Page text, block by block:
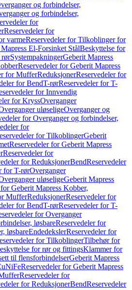
og forbindelser,
og forbindelser,
for
Reservedeler for
varmeReservedeler for Tilkoblinger for
El-Forsinket StålBeskyttelse for
rørSystempakningerGeberit Mapress
Reservedeler for Geberit Mapress
for MufferReduksjonerReservedeler for
for BendT-rørReservedeler for T-
for Innvendig
for KryssOverganger
uløseligeOverganger og
for Overganger og forbindelser,
for
for TilkoblingerGeberit
Reservedeler for Geberit Mapress
Reservedeler for
for ReduksjonerBendReservedeler
for T-rørOverganger
uløseligeGeberit Mapress
Geberit Mapress Kobber,
MufferReduksjonerReservedeler for
for BendT-rørReservedeler for T-
for Overganger
løsbareReservedeler for
løsbareEndedekslerReservedeler for
for TilkoblingerTilbehør for
for rør og fittingsKlammer for
til flensforbindelserGeberit Mapress
Reservedeler for Geberit Mapress
Reservedeler for
for ReduksjonerBendReservedeler